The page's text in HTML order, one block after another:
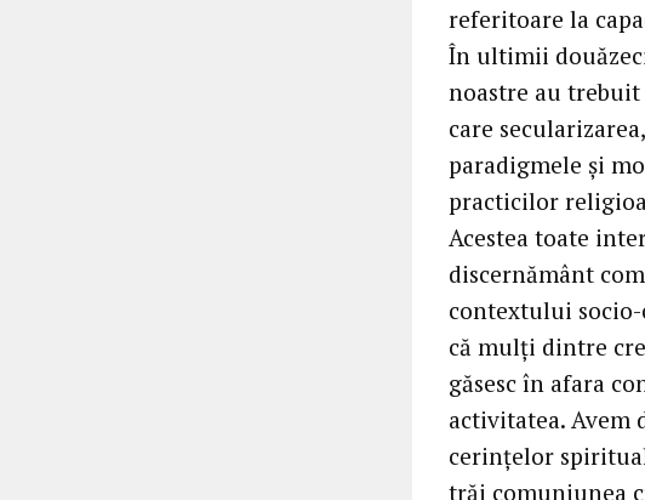
referitoare la
În ultimii
noastre au
care
paradigmele şi
practicilor
Acestea toate
discernământ
contextului
că mulţi dintre
găsesc în afara
activitatea. Avem
cerinţelor
trăi comuniunea